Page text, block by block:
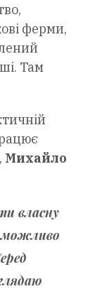
ферми,
Там
Михайло
власну
можливо